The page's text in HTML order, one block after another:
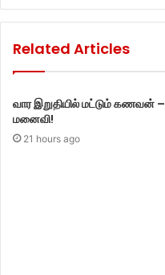
Related Articles
வார இறுதியில் மட்டும் கணவன் –
மனைவி!
21 hours ago